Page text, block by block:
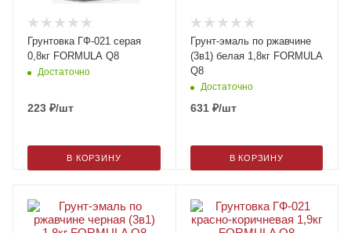
Грунтовка ГФ-021 серая
0,8кг FORMULA Q8
Достаточно
223 ₽/шт
В КОРЗИНУ
Грунт-эмаль по ржавчине
(3в1) белая 1,8кг FORMULA
Q8
Достаточно
631₽/шт
В КОРЗИНУ